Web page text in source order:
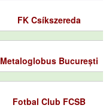
FK Csíkszereda
Metaloglobus București
Fotbal Club FCSB